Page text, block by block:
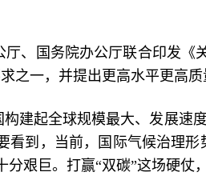
厅、国务院办公厅联合印发
之一，并提出更高水平更高
构建起全球规模最大、发展速
看到，当前，国际气候治理
分艰巨。打赢“双碳”这场硬仗